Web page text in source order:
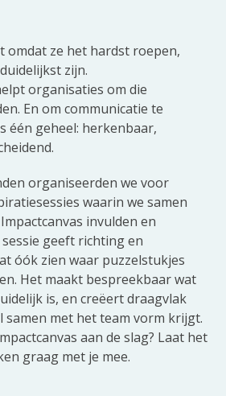
omdat ze het hardst roepen,
zijn.
organisaties om die
En om communicatie te
één geheel: herkenbaar,
organiseerden we voor
waarin we samen
invulden en
sessie geeft richting en
óók zien waar puzzelstukjes
Het maakt bespreekbaar wat
is, en creëert draagvlak
samen met het team vorm krijgt.
aan de slag? Laat het
graag met je mee.